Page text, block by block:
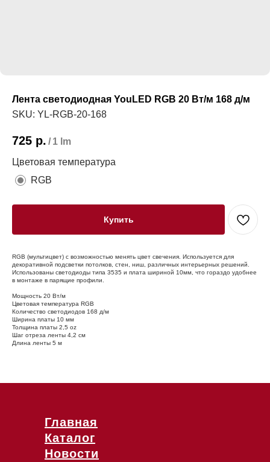
Лента светодиодная YouLED RGB 20 Вт/м 168 д/м
SKU: YL-RGB-20-168
725 р. / 1 lm
Цветовая температура
RGB
Купить
RGB (мультицвет) с возможностью менять цвет свечения. Используется для
декоративной подсветки потолков, стен, ниш, различных интерьерных решений.
Использованы светодиоды типа 3535 и плата шириной 10мм, что гораздо удобнее
в монтаже в парящие профили.
Мощность 20 Вт/м
Цветовая температура RGB
Количество светодиодов 168 д/м
Ширина платы 10 мм
Толщина платы 2,5 oz
Шаг отреза ленты 4,2 cм
Длина ленты 5 м
Главная
Каталог
Новости